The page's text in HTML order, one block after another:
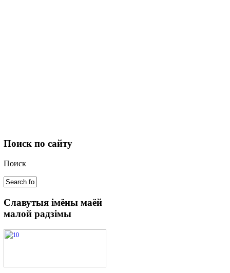
Поиск по сайту
Поиск
Славутыя імёны маёй
малой радзімы